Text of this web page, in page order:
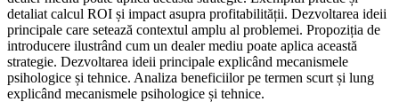
detaliat calcul ROI și impact asupra profitabilității. Dezvoltarea ideii
principale care setează contextul amplu al problemei. Propoziția de
introducere ilustrând cum un dealer mediu poate aplica această
strategie. Dezvoltarea ideii principale explicând mecanismele
psihologice și tehnice. Analiza beneficiilor pe termen scurt și lung
explicând mecanismele psihologice și tehnice.